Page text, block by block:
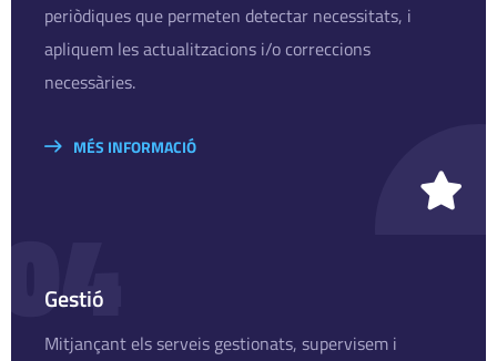
periòdiques que permeten detectar necessitats, i
apliquem les actualitzacions i/o correccions
necessàries.
MÉS INFORMACIÓ
04
Gestió
Mitjançant els serveis gestionats, supervisem i